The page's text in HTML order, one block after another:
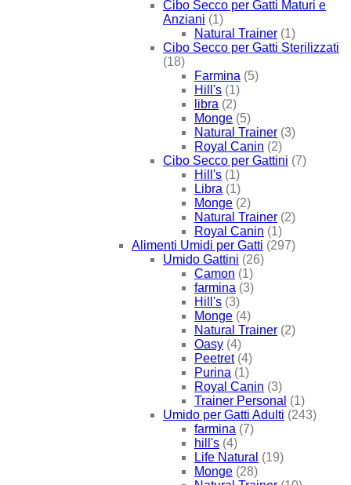
Cibo Secco per Gatti Maturi e
Anziani (1)
Natural Trainer (1)
Cibo Secco per Gatti Sterilizzati
(18)
Farmina (5)
Hill's (1)
libra (2)
Monge (5)
Natural Trainer (3)
Royal Canin (2)
Cibo Secco per Gattini (7)
Hill's (1)
Libra (1)
Monge (2)
Natural Trainer (2)
Royal Canin (1)
Alimenti Umidi per Gatti (297)
Umido Gattini (26)
Camon (1)
farmina (3)
Hill's (3)
Monge (4)
Natural Trainer (2)
Oasy (4)
Peetret (4)
Purina (1)
Royal Canin (3)
Trainer Personal (1)
Umido per Gatti Adulti (243)
farmina (7)
hill's (4)
Life Natural (19)
Monge (28)